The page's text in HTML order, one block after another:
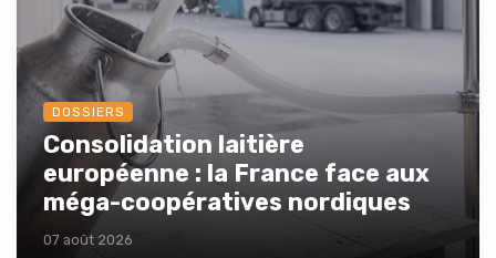
DOSSIERS
Consolidation laitière
européenne : la France face aux
méga-coopératives nordiques
07 août 2026